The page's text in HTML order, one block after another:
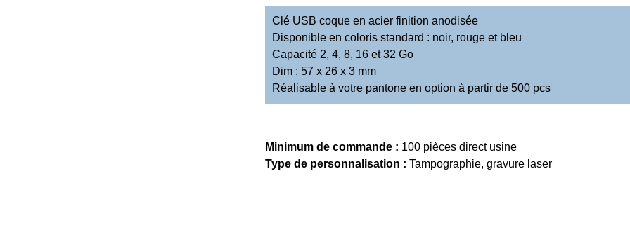
Clé USB coque en acier finition anodisée
Disponible en coloris standard : noir, rouge et bleu
Capacité 2, 4, 8, 16 et 32 Go
Dim : 57 x 26 x 3 mm
Réalisable à votre pantone en option à partir de 500 pcs
Minimum de commande : 100 pièces direct usine
Type de personnalisation : Tampographie, gravure laser